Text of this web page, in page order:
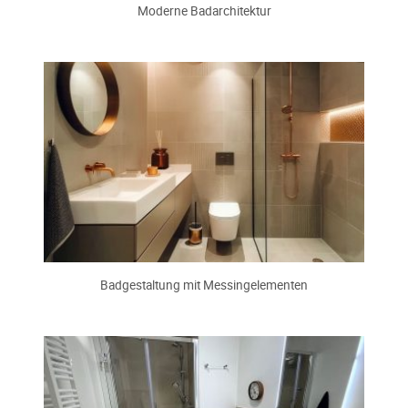
Moderne Badarchitektur
Badgestaltung mit Messingelementen